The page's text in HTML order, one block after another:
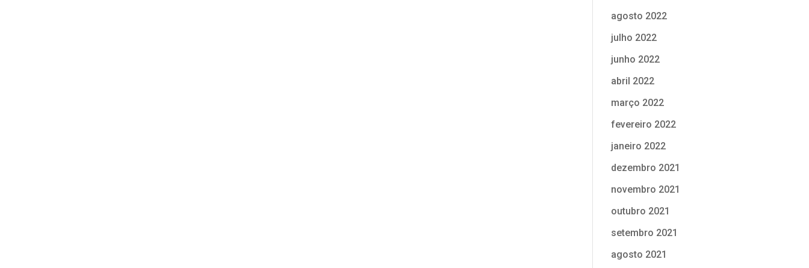
agosto 2022
julho 2022
junho 2022
abril 2022
março 2022
fevereiro 2022
janeiro 2022
dezembro 2021
novembro 2021
outubro 2021
setembro 2021
agosto 2021